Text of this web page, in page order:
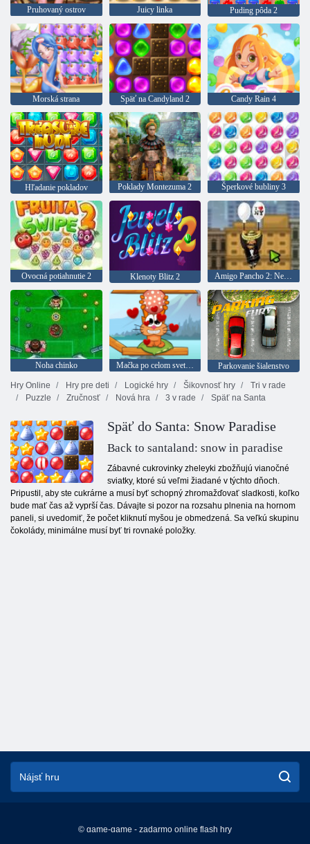
Pruhovaný ostrov Juicy linka Puding pôda 2
Morská strana Späť na Candyland 2 Candy Rain 4
Hľadanie pokladov Poklady Montezuma 2 Šperkové bubliny 3
Ovocná potiahnutie 2 Klenoty Blitz 2 Amigo Pancho 2: New York Party
Noha chinko Mačka po celom svete: Alpine lake
Parkovanie šialenstvo
Hry Online
Hry pre deti Logické hry Šikovnosť hry
Tri v rade
Puzzle
Zručnosť Nová hra 3 v rade Späť na Santa
Späť do Santa: Snow Paradise
Back to santaland: snow in paradise
Zábavné cukrovinky zheleyki zbožňujú vianočné
sviatky, ktoré sú veľmi žiadané v týchto dňoch.
Pripustil, aby ste cukrárne a musí byť schopný zhromažďovať sladkosti, koľko
bude mať čas až vyprší čas. Dávajte si pozor na rozsahu plnenia na hornom
paneli, si uvedomiť, že počet kliknutí myšou je obmedzená. Sa veľkú skupinu
čokolády, minimálne musí byť tri rovnaké položky.
© game-game - zadarmo online flash hry